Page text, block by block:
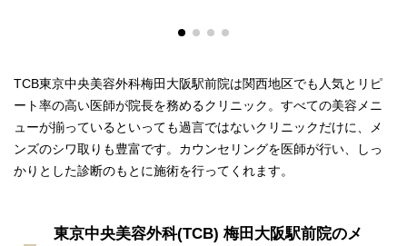
TCB東京中央美容外科梅田大阪駅前院は関西地区でも人気とリピ
ート率の高い医師が院長を務めるクリニック。すべての美容メニ
ューが揃っているといっても過言ではないクリニックだけに、メ
ンズのシワ取りも豊富です。カウンセリングを医師が行い、しっ
かりとした診断のもとに施術を行ってくれます。
東京中央美容外科(TCB) 梅田大阪駅前院のメ